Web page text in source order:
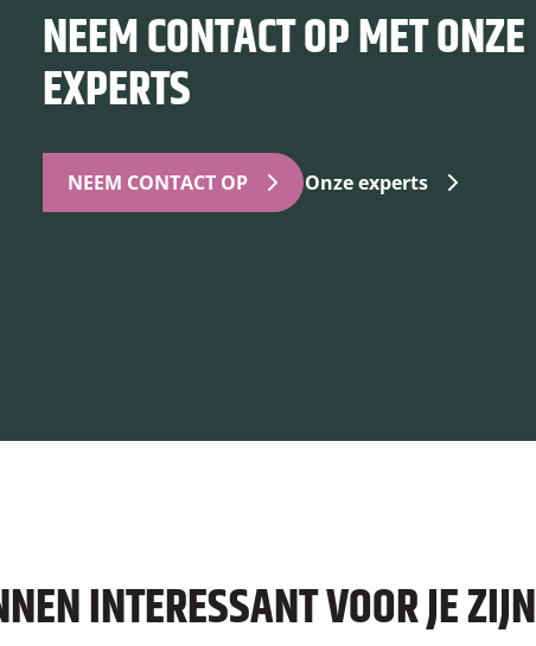
NEEM CONTACT OP MET ONZE
EXPERTS
NEEM CONTACT OP Onze experts
INTERESSANT VOOR JE ZIJN